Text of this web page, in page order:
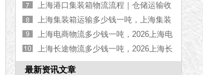
箱运输价格（含价格表）
上海港口集装箱物流流程｜仓储运输收
费标准2026｜港口物流【行业百科】
上海集装箱运输多少钱一吨，上海集装
箱运输价格（含价格表）
上海电商物流多少钱一吨，2026上海电
商物流价格【含最新价格】
上海长途物流多少钱一吨，2026上海长
途物流价格【含最新价格】
最新资讯文章